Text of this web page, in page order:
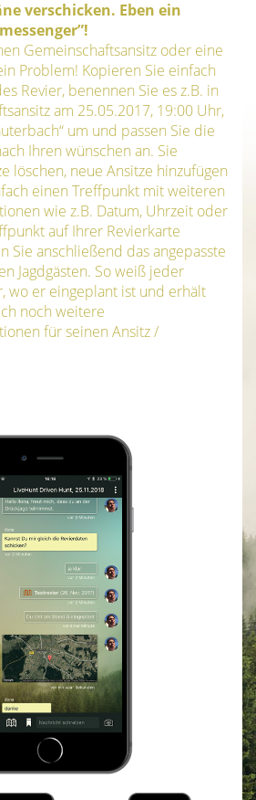
verschicken. Eben ein
Gemeinschaftsansitz oder eine
Problem! Kopieren Sie einfach
Revier, benennen Sie es z.B. in
am 25.05.2017, 19:00 Uhr,
um und passen Sie die
Ihren wünschen an. Sie
löschen, neue Ansitze hinzufügen
einen Treffpunkt mit weiteren
wie z.B. Datum, Uhrzeit oder
auf Ihrer Revierkarte
Sie anschließend das angepasste
Jagdgästen. So weiß jeder
wo er eingeplant ist und erhält
noch weitere
für seinen Ansitz /